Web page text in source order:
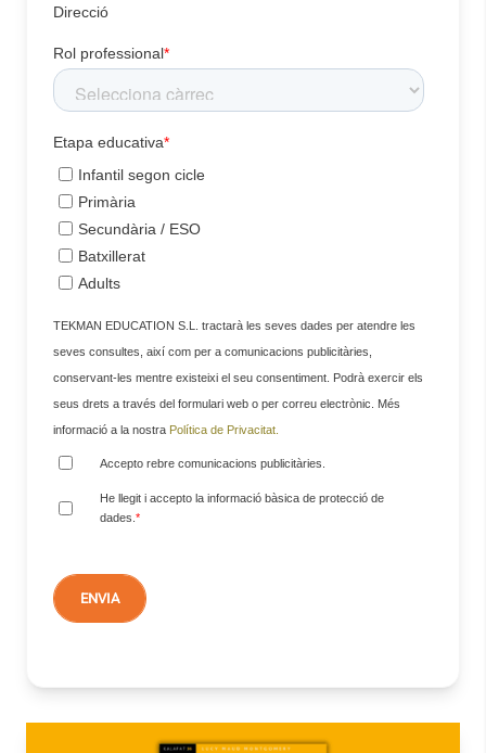
Direcció
Rol professional*
Etapa educativa*
Infantil segon cicle
Primària
Secundària / ESO
Batxillerat
Adults
TEKMAN EDUCATION S.L. tractarà les seves dades per atendre les
seves consultes, així com per a comunicacions publicitàries,
conservant-les mentre existeixi el seu consentiment. Podrà exercir els
seus drets a través del formulari web o per correu electrònic. Més
informació a la nostra Política de Privacitat.
Accepto rebre comunicacions publicitàries.
He llegit i accepto la informació bàsica de protecció de
dades. *